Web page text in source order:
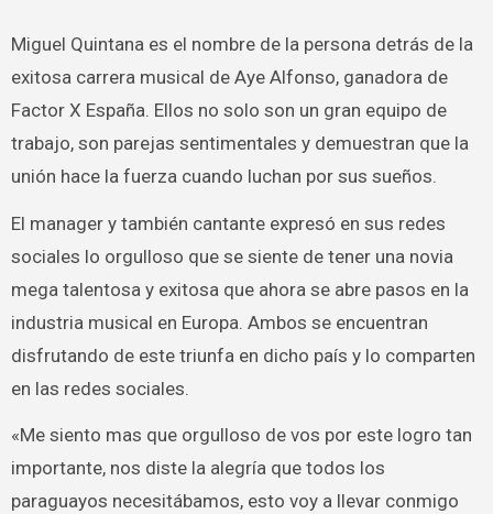
Miguel Quintana es el nombre de la persona detrás de la
exitosa carrera musical de Aye Alfonso, ganadora de
Factor X España. Ellos no solo son un gran equipo de
trabajo, son parejas sentimentales y demuestran que la
unión hace la fuerza cuando luchan por sus sueños.
El manager y también cantante expresó en sus redes
sociales lo orgulloso que se siente de tener una novia
mega talentosa y exitosa que ahora se abre pasos en la
industria musical en Europa. Ambos se encuentran
disfrutando de este triunfa en dicho país y lo comparten
en las redes sociales.
«Me siento mas que orgulloso de vos por este logro tan
importante, nos diste la alegría que todos los
paraguayos necesitábamos, esto voy a llevar conmigo